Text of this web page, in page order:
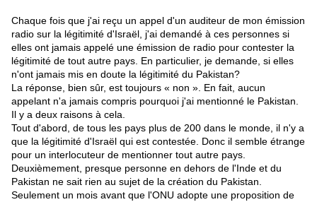
Chaque fois que j'ai reçu un appel d'un auditeur de mon émission
radio sur la légitimité d'Israël, j'ai demandé à ces personnes si
elles ont jamais appelé une émission de radio pour contester la
légitimité de tout autre pays. En particulier, je demande, si elles
n'ont jamais mis en doute la légitimité du Pakistan?
La réponse, bien sûr, est toujours « non ». En fait, aucun
appelant n'a jamais compris pourquoi j'ai mentionné le Pakistan.
Il y a deux raisons à cela.
Tout d'abord, de tous les pays plus de 200 dans le monde, il n'y a
que la légitimité d'Israël qui est contestée. Donc il semble étrange
pour un interlocuteur de mentionner tout autre pays.
Deuxièmement, presque personne en dehors de l'Inde et du
Pakistan ne sait rien au sujet de la création du Pakistan.
Seulement un mois avant que l'ONU adopte une proposition de